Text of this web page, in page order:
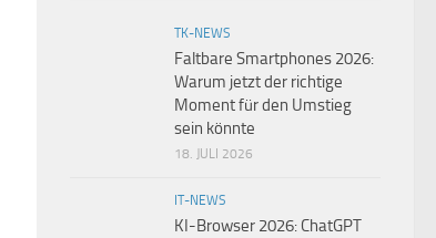
TK-NEWS
Faltbare Smartphones 2026:
Warum jetzt der richtige
Moment für den Umstieg
sein könnte
18. JULI 2026
IT-NEWS
KI-Browser 2026: ChatGPT